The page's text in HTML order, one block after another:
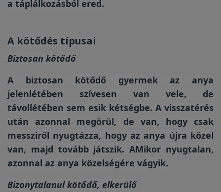
a táplálkozásból ered.
A kötődés típusai
Biztosan kötődő
A biztosan kötődő gyermek az anya
jelenlétében szívesen van vele, de
távollétében sem esik kétségbe. A visszatérés
után azonnal megörül, de van, hogy csak
messziről nyugtázza, hogy az anya újra közel
van, majd tovább játszik. AMikor nyugtalan,
azonnal az anya közelségére vágyik.
Bizonytalanul kötődő, elkerülő